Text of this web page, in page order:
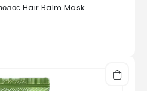
Hair Balm Mask